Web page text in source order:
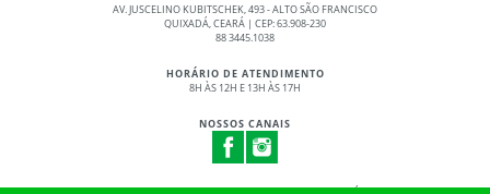
AV. JUSCELINO KUBITSCHEK, 493 - ALTO SÃO FRANCISCO
QUIXADÁ, CEARÁ | CEP: 63.908-230
88 3445.1038
HORÁRIO DE ATENDIMENTO
8H ÀS 12H E 13H ÀS 17H
NOSSOS CANAIS